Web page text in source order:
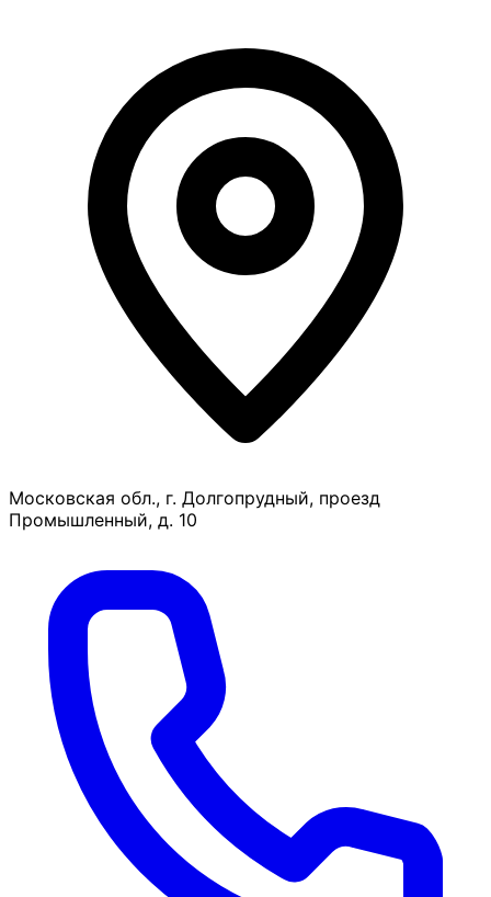
Московская обл., г. Долгопрудный, проезд
Промышленный, д. 10